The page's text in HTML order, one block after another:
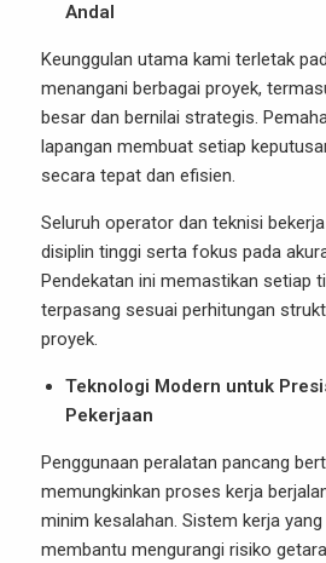
Andal
Keunggulan utama kami terletak
menangani berbagai proyek,
besar dan bernilai strategis.
lapangan membuat setiap
secara tepat dan efisien.
Seluruh operator dan teknisi
disiplin tinggi serta fokus pada
Pendekatan ini memastikan setiap
terpasang sesuai perhitungan
proyek.
Teknologi Modern untuk
Pekerjaan
Penggunaan peralatan pancang
memungkinkan proses kerja
minim kesalahan. Sistem kerja
membantu mengurangi risiko